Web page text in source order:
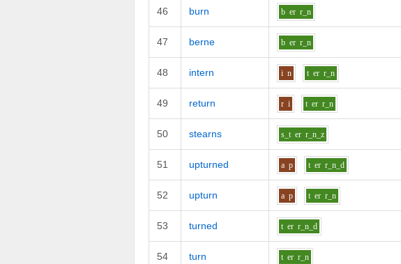
46 burn b er r_n
47 berne b er r_n
48 intern i n t er r_n
49 return r i t er r_n
50 stearns s_t er r_n_z
51 upturned a p t er r_n_d
52 upturn a p t er r_n
53 turned t er r_n_d
54 turn t er r_n